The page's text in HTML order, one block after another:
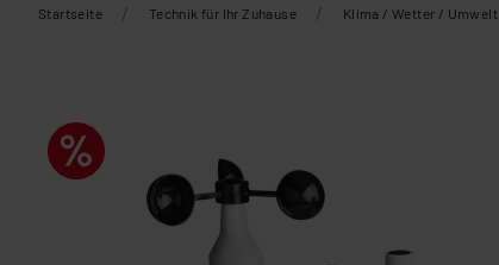
Startseite / Technik für Ihr Zuhause / Klima / Wetter / Umwelt